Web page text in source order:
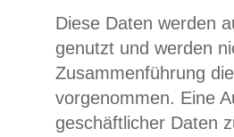
Diese Daten werden
genutzt und werden
Zusammenführung
vorgenommen. Eine
geschäftlicher Daten